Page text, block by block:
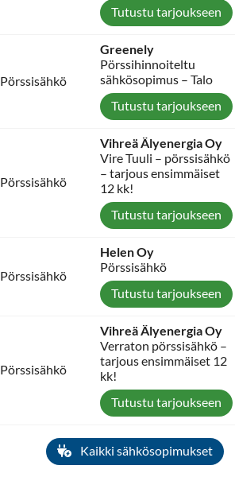
Tutustu tarjoukseen
Pörssisähkö
Greenely
Pörssihinnoiteltu
sähkösopimus – Talo
Tutustu tarjoukseen
Pörssisähkö
Vihreä Älyenergia Oy
Vire Tuuli – pörssisähkö
– tarjous ensimmäiset
12 kk!
Tutustu tarjoukseen
Pörssisähkö
Helen Oy
Pörssisähkö
Tutustu tarjoukseen
Pörssisähkö
Vihreä Älyenergia Oy
Verraton pörssisähkö –
tarjous ensimmäiset 12
kk!
Tutustu tarjoukseen
Kaikki sähkösopimukset